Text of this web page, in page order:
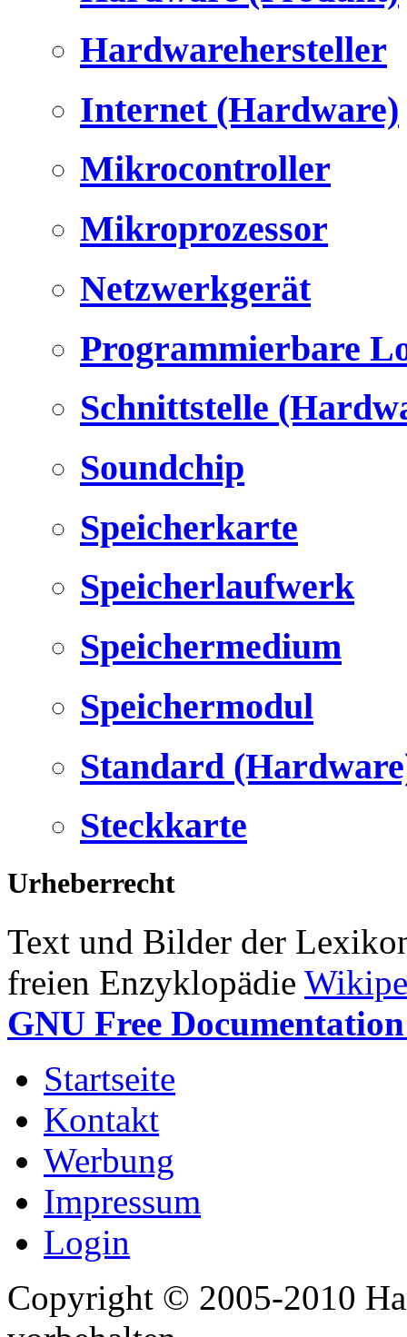
Hardwarehersteller
Internet (Hardware)
Mikrocontroller
Mikroprozessor
Netzwerkgerät
Programmierbare
Schnittstelle
Soundchip
Speicherkarte
Speicherlaufwerk
Speichermedium
Speichermodul
Standard
Steckkarte
Urheberrecht
Text und Bilder der
freien Enzyklopädie
GNU Free
Startseite
Kontakt
Werbung
Impressum
Login
Copyright © 2005-2010